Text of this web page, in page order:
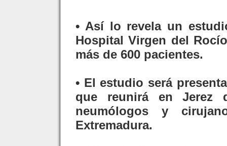
• Así lo revela un
Hospital Virgen del
más de 600 pacientes.
• El estudio será
que reunirá en Jerez
neumólogos y
Extremadura.